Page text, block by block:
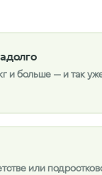
и больше — и так
или